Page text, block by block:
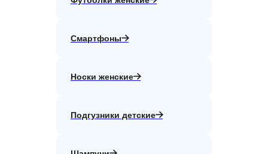
Смартфоны
Носки женские
Подгузники детские